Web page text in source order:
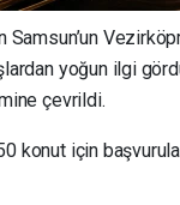
Samsun’un
yoğun ilgi gördü.
çevrildi.
konut için